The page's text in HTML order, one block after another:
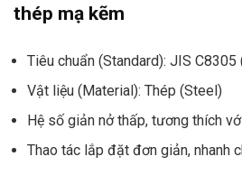
thép mạ kẽm
Tiêu chuẩn (Standard): JIS C8305
Vật liệu (Material): Thép (Steel)
Hệ số giản nở thấp, tương thích
Thao tác lắp đặt đơn giản, nhanh